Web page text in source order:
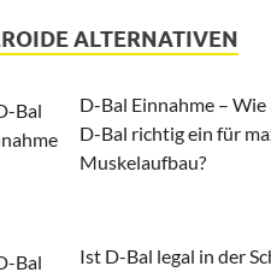
ALTERNATIVEN
D-Bal Einnahme –
D-Bal richtig ein für
Muskelaufbau?
Ist D-Bal legal in der